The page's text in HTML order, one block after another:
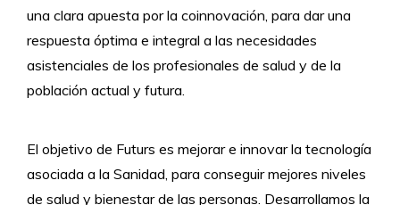
una clara apuesta por la coinnovación, para dar una
respuesta óptima e integral a las necesidades
asistenciales de los profesionales de salud y de la
población actual y futura.
El objetivo de Futurs es mejorar e innovar la tecnología
asociada a la Sanidad, para conseguir mejores niveles
de salud y bienestar de las personas. Desarrollamos la